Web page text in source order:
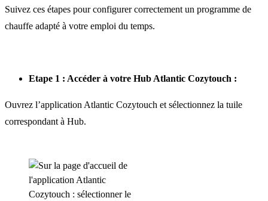
Suivez ces étapes pour configurer correctement un programme de
chauffe adapté à votre emploi du temps.
Etape 1 : Accéder à votre Hub Atlantic Cozytouch :
Ouvrez l’application Atlantic Cozytouch et sélectionnez la tuile
correspondant à Hub.